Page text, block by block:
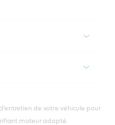
RLD-2
de votre véhicule pour
moteur adapté.